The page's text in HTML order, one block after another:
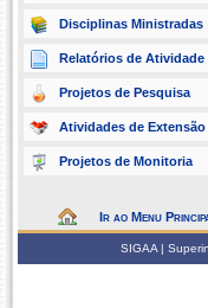
Disciplinas Ministradas
Relatórios de Atividade
Projetos de Pesquisa
Atividades de Extensão
Projetos de Monitoria
Ir ao Menu
SIGAA |